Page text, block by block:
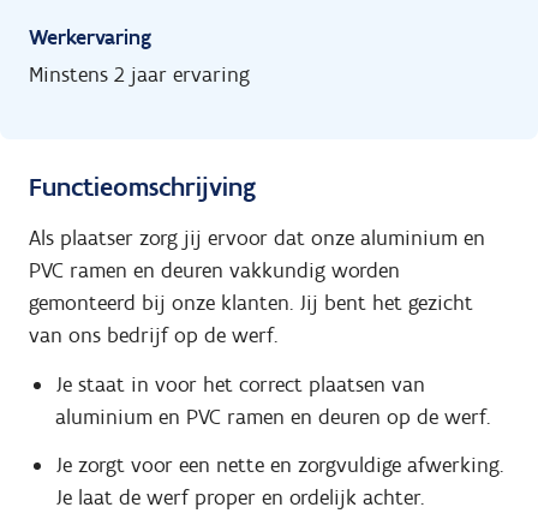
Werkervaring
Minstens 2 jaar ervaring
Functieomschrijving
Als plaatser zorg jij ervoor dat onze aluminium en
PVC ramen en deuren vakkundig worden
gemonteerd bij onze klanten. Jij bent het gezicht
van ons bedrijf op de werf.
Je staat in voor het correct plaatsen van
aluminium en PVC ramen en deuren op de werf.
Je zorgt voor een nette en zorgvuldige afwerking.
Je laat de werf proper en ordelijk achter.